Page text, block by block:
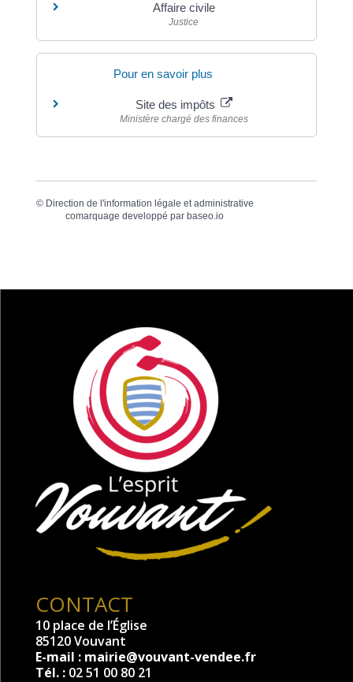
Affaire civile
Justice
Pour en savoir plus
Site des impôts
Ministère chargé des finances
© Direction de l'information légale et administrative
comarquage developpé parbaseo.io
CONTACT
10 place de l’Église
85120 Vouvant
E-mail : mairie@vouvant-vendee.fr
Tél. : 02 51 00 80 21